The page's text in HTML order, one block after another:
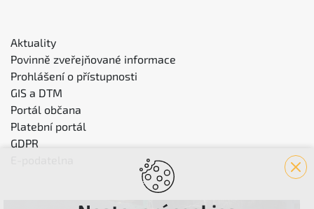
Aktuality
Povinně zveřejňované informace
Prohlášení o přístupnosti
GIS a DTM
Portál občana
Platební portál
GDPR